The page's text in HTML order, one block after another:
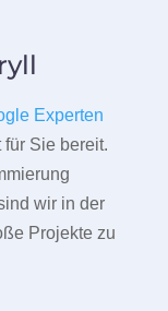
Experten
Sie bereit.
wir in der
Projekte zu